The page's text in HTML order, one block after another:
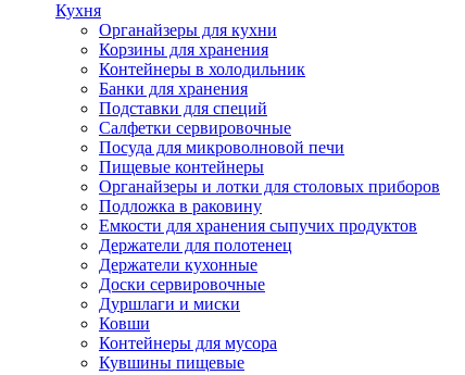
Кухня
Органайзеры для кухни
Корзины для хранения
Контейнеры в холодильник
Банки для хранения
Подставки для специй
Салфетки сервировочные
Посуда для микроволновой печи
Пищевые контейнеры
Органайзеры и лотки для столовых приборов
Подложка в раковину
Емкости для хранения сыпучих продуктов
Держатели для полотенец
Держатели кухонные
Доски сервировочные
Дуршлаги и миски
Ковши
Контейнеры для мусора
Кувшины пищевые